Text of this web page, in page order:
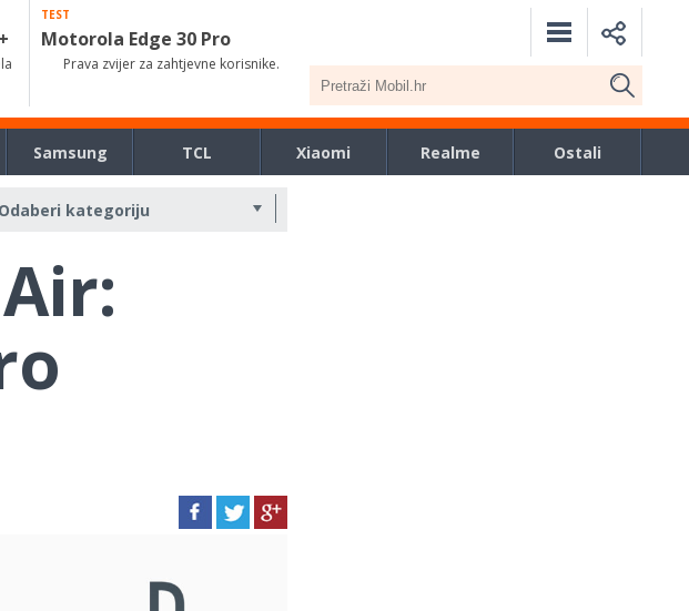
TEST
Motorola Edge 30 Pro
Prava zvijer za zahtjevne korisnike.
Samsung TCL Xiaomi Realme Ostali